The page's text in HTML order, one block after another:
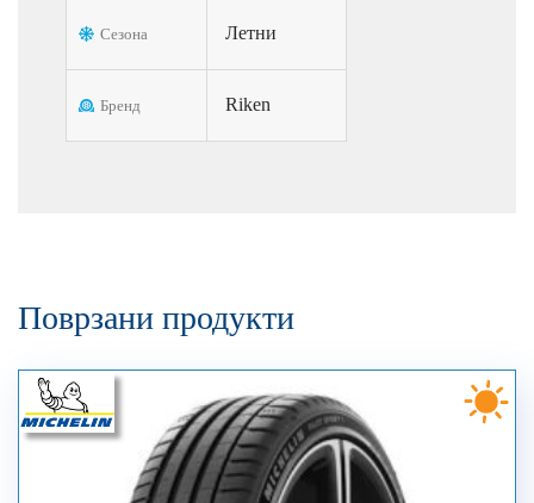
Сезона Летни
Бренд Riken
Поврзани продукти